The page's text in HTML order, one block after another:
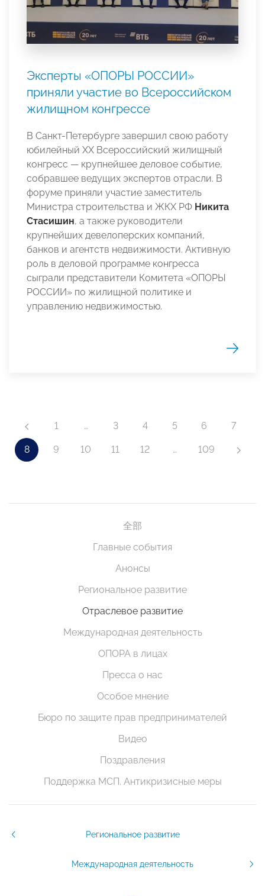
Эксперты «ОПОРЫ РОССИИ»
приняли участие во Всероссийском
жилищном конгрессе
В Санкт-Петербурге завершил свою работу
юбилейный XX Всероссийский жилищный
конгресс — крупнейшее деловое событие,
собравшее ведущих экспертов отрасли. В
форуме приняли участие заместитель
Министра строительства и ЖКХ РФ Никита
Стасишин, а также руководители
крупнейших девелоперских компаний,
банков и агентств недвижимости. Активную
роль в деловой программе конгресса
сыграли представители Комитета «ОПОРЫ
РОССИИ» по жилищной политике и
управлению недвижимостью.
1 … 3 4 5 6 7
8 9 10 11 12 … 109
全部
Главные события
Анонсы
Региональное развитие
Отраслевое развитие
Международная деятельность
ОПОРА в лицах
Пресса о нас
Особое мнение
Бюро по защите прав предпринимателей
Видео
Поздравления
Поддержка МСП. Антикризисные меры
Региональное развитие
Международная деятельность